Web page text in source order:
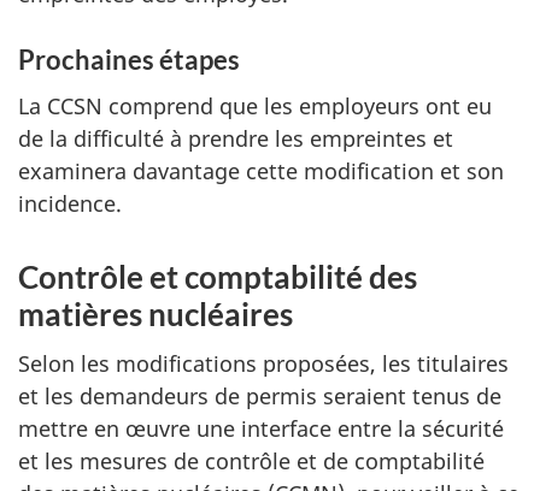
Prochaines étapes
La CCSN comprend que les employeurs ont eu
de la difficulté à prendre les empreintes et
examinera davantage cette modification et son
incidence.
Contrôle et comptabilité des
matières nucléaires
Selon les modifications proposées, les titulaires
et les demandeurs de permis seraient tenus de
mettre en œuvre une interface entre la sécurité
et les mesures de contrôle et de comptabilité